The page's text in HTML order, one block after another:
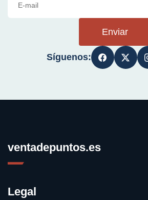
Enviar
Síguenos:
ventadepuntos.es
Legal